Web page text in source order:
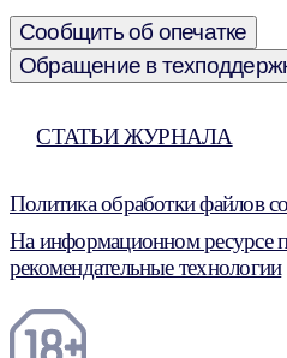
Сообщить об опечатке
Обращение в
СТАТЬИ ЖУРНАЛА
Политика обработки файлов
На информационном ресурсе
рекомендательные технологии